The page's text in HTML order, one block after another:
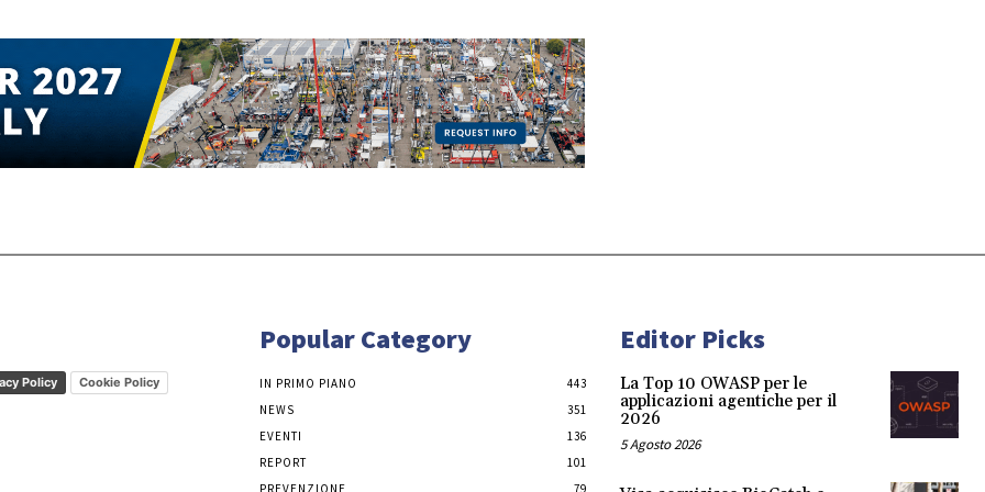
Policy Cookie Policy
Popular Category
IN PRIMO PIANO
443
NEWS
351
EVENTI
136
REPORT
101
PREVENZIONE
79
Editor Picks
La Top 10 OWASP per le
applicazioni agentiche per il
2026
5 Agosto 2026